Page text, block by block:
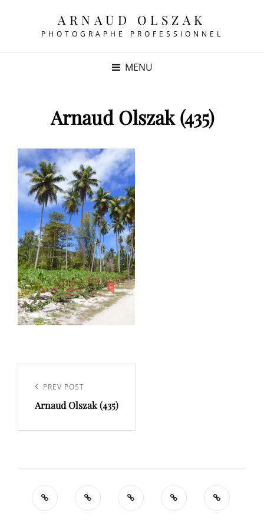
ARNAUD OLSZAK
PHOTOGRAPHE PROFESSIONNEL
MENU
Arnaud Olszak (435)
l’article
Previous
Post
PREV POST
Arnaud Olszak (435)